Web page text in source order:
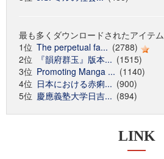
最も多くダウンロードされたアイテム
1位 The perpetual fa... (2788)
2位
『韻府群玉』版本... (1515)
3位 Promoting Manga ... (1140)
4位 日本における赤痢... (900)
5位 慶應義塾大学日吉... (894)
LINK